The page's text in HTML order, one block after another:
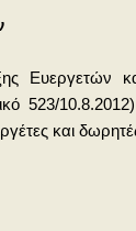
523/
και